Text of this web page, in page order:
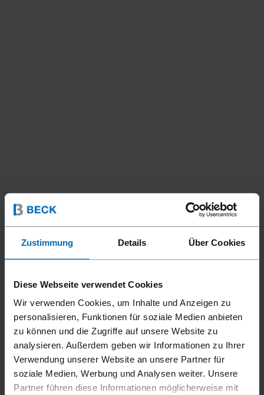
Zustimmung Details Über Cookies
Diese Webseite verwendet Cookies
Wir verwenden Cookies, um Inhalte und Anzeigen zu
personalisieren, Funktionen für soziale Medien anbieten
zu können und die Zugriffe auf unsere Website zu
analysieren. Außerdem geben wir Informationen zu Ihrer
Verwendung unserer Website an unsere Partner für
soziale Medien, Werbung und Analysen weiter. Unsere
Partner führen diese Informationen möglicherweise mit
Befestigungsmittel///Klammern///Standard­klammern//
Feindraht­klammern